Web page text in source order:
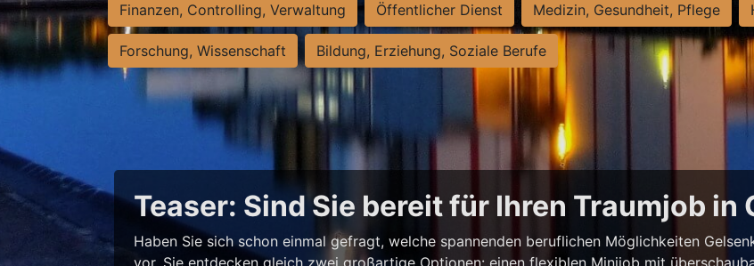
Finanzen, Controlling, Verwaltung Öffentlicher Dienst Medizin, Gesundheit, Pflege
Forschung, Wissenschaft Bildung, Erziehung, Soziale Berufe
Teaser: Sind Sie bereit für Ihren Traumjob in
Haben Sie sich schon einmal gefragt, welche spannenden beruflichen Möglichkeiten